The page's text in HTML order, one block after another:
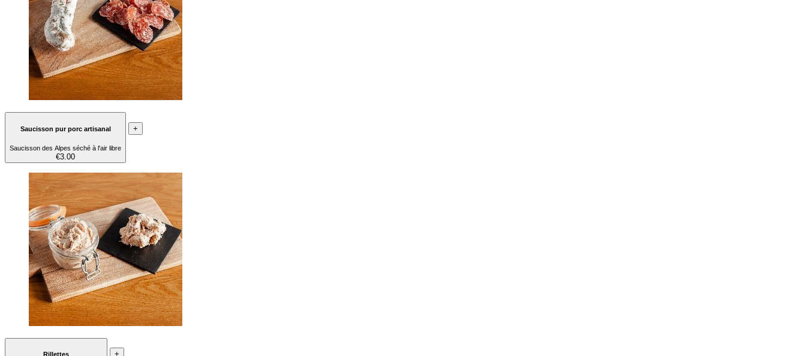
Saucisson pur porc artisanal
Saucisson des Alpes séché à l'air libre
€3.00
+
Rillettes +